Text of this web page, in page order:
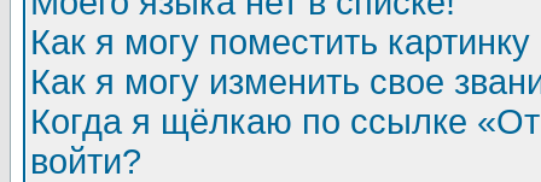
Как я могу поместить
Как я могу изменить свое
Когда я щёлкаю по ссылке
войти?